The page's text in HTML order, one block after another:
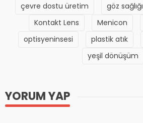
çevre dostu üretim göz sağlığı
Kontakt Lens
Menicon
optisyeninsesi
plastik atık
yeşil dönüşüm
YORUM YAP